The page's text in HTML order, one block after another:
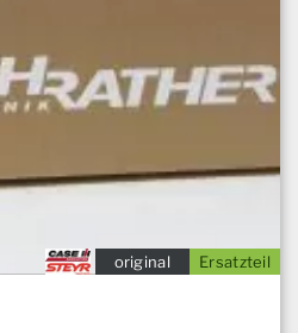
Ersatzteil
original